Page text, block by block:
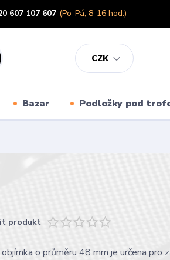
CZK
607 107 607 (Po-Pá, 8-16 hod.)
Bazar Podložky pod
produkt
o průměru 48 mm je určena pro